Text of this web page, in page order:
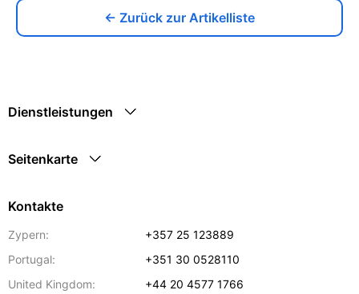
← Zurück zur Artikelliste
Dienstleistungen
Seitenkarte
Kontakte
Zypern:
+357 25 123889
Portugal:
+351 30 0528110
United Kingdom:
+44 20 4577 1766